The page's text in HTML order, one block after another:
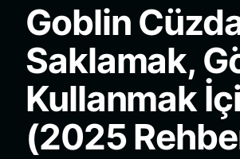
Bahasa Indonesia
ภาษาไทย
Español
Português (Brasil)
Español (Argentina)
Goblin
Saklamak,
Kullanmak
(2025